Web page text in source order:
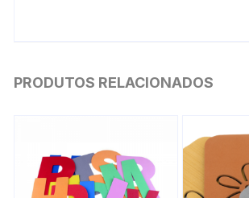
PRODUTOS RELACIONADOS